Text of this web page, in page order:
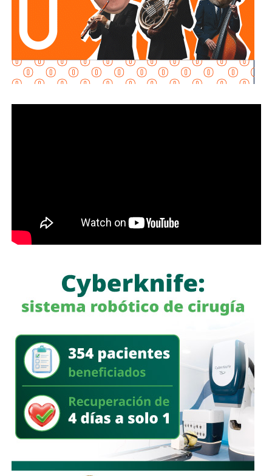
García Cázaresllamó a la ciudadanía a denunciar
cualquier conducta irregular y aclaró que el llamado no se
“apertura total” de la dependencia para recibir esas
delincuentes y asegura armas durante operativos en SLP